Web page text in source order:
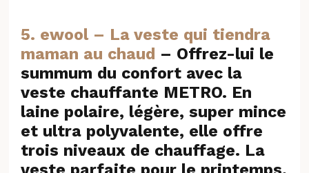
5. ewool – La veste qui tiendra
maman au chaud – Offrez-lui le
summum du confort avec la
veste chauffante METRO. En
laine polaire, légère, super mince
et ultra polyvalente, elle offre
trois niveaux de chauffage. La